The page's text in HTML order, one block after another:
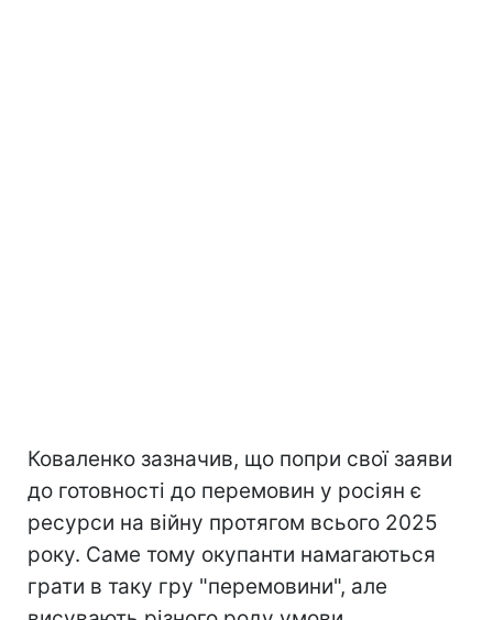
Коваленко зазначив, що попри свої заяви
до готовності до перемовин у росіян є
ресурси на війну протягом всього 2025
року. Саме тому окупанти намагаються
грати в таку гру "перемовини", але